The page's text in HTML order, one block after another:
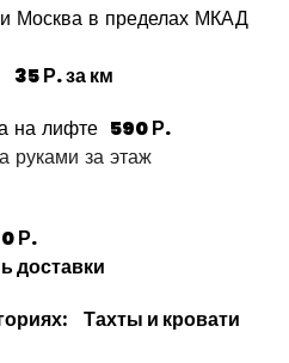
Москва в пределах МКАД
35 Р. за км
на лифте 590 Р.
руками за этаж
Р.
доставки
Тахты и кровати